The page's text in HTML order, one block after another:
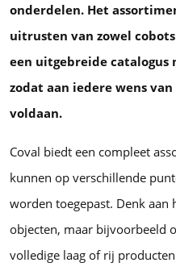
onderdelen. Het
uitrusten van zowel
een uitgebreide
zodat aan iedere wens
voldaan.
Coval biedt een compleet
kunnen op verschillende
worden toegepast. Denk
objecten, maar bijvoorbeeld
volledige laag of rij